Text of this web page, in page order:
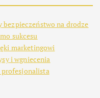
bezpieczeństwo na drodze
sukcesu
marketingowi
i wgniecenia
profesjonalista